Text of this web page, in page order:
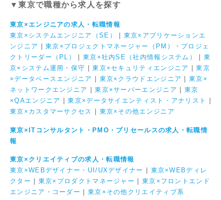
▼東京で職種から求人を探す
東京×エンジニアの求人・転職情報
東京×システムエンジニア（SE）
東京×アプリケーションエ
ンジニア
|東京×プロジェクトマネージャー（PM）・プロジェ
クトリーダー（PL）
東京×社内SE（社内情報システム）
東
京×システム運用・保守 |東京×セキュリティエンジニア |東京
×データベースエンジニア
東京×クラウドエンジニア |東京×
ネットワークエンジニア
|東京×サーバーエンジニア
東京
×QAエンジニア
|東京×データサイエンティスト・アナリスト
東京×カスタマーサクセス
東京×その他エンジニア
東京×ITコンサルタント・PMO・プリセールスの求人・転職情
報
東京×クリエイティブの求人・転職情報
東京×WEBデザイナー・UI/UXデザイナー
東京×WEBディレ
クター
東京×プロダクトマネージャー
東京×フロントエンド
エンジニア・コーダー
東京×その他クリエイティブ系